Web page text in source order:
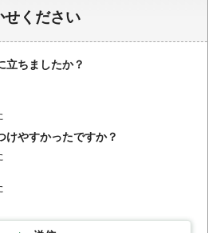
せください
立ちましたか？
けやすかったですか？